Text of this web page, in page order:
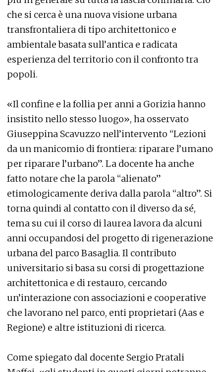
che si cerca è una nuova visione urbana
transfrontaliera di tipo architettonico e
ambientale basata sull’antica e radicata
esperienza del territorio con il confronto tra
popoli.
«Il confine e la follia per anni a Gorizia hanno
insistito nello stesso luogo», ha osservato
Giuseppina Scavuzzo nell’intervento “Lezioni
da un manicomio di frontiera: riparare l’umano
per riparare l’urbano”. La docente ha anche
fatto notare che la parola “alienato”
etimologicamente deriva dalla parola “altro”. Si
torna quindi al contatto con il diverso da sé,
tema su cui il corso di laurea lavora da alcuni
anni occupandosi del progetto di rigenerazione
urbana del parco Basaglia. Il contributo
universitario si basa su corsi di progettazione
architettonica e di restauro, cercando
un’interazione con associazioni e cooperative
che lavorano nel parco, enti proprietari (Aas e
Regione) e altre istituzioni di ricerca.
Come spiegato dal docente Sergio Pratali